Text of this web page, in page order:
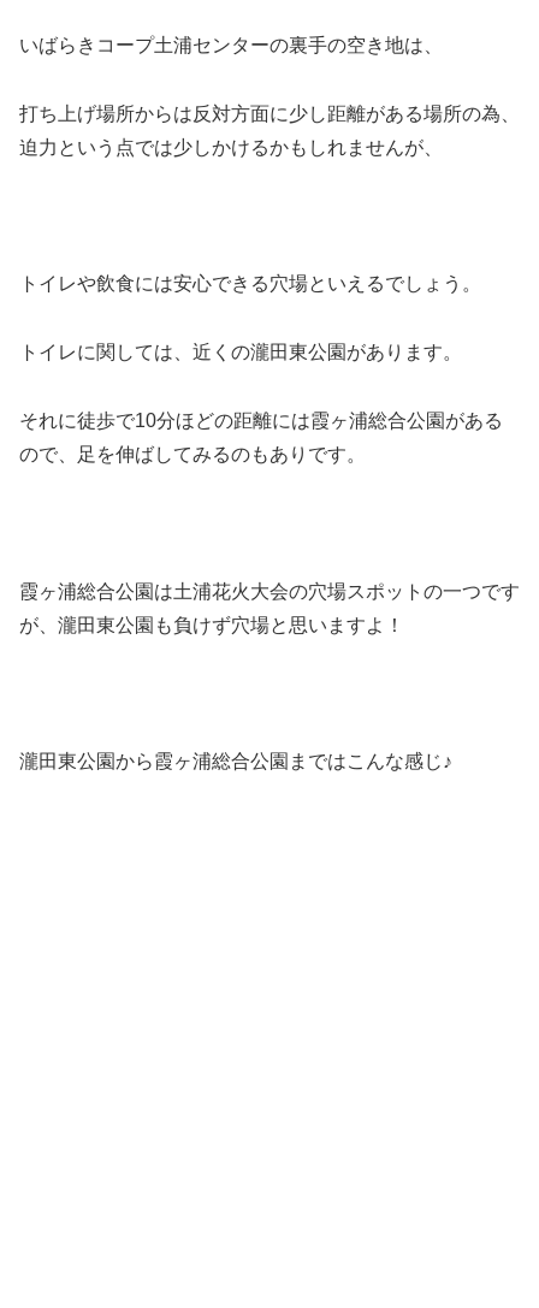
いばらきコープ土浦センターの裏手の空き地は、
打ち上げ場所からは反対方面に少し距離がある場所の為、
迫力という点では少しかけるかもしれませんが、
トイレや飲食には安心できる穴場といえるでしょう。
トイレに関しては、近くの瀧田東公園があります。
それに徒歩で10分ほどの距離には霞ヶ浦総合公園がある
ので、足を伸ばしてみるのもありです。
霞ヶ浦総合公園は土浦花火大会の穴場スポットの一つです
が、瀧田東公園も負けず穴場と思いますよ！
瀧田東公園から霞ヶ浦総合公園まではこんな感じ♪